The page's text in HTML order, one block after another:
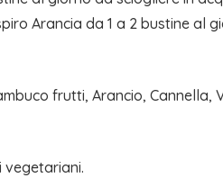
Arancia da 1 a 2 bustine al
frutti, Arancio, Cannella,
vegetariani.